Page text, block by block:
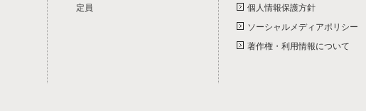
定員
個人情報保護方針
ソーシャルメディアポリシー
著作権・利用情報について